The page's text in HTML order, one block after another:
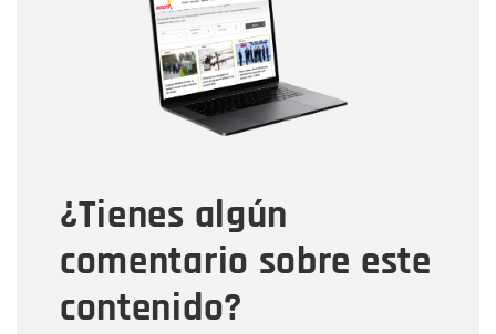
¿Tienes algún
comentario sobre este
contenido?
Correo electrónico
Tipo de comentario
Mensaje